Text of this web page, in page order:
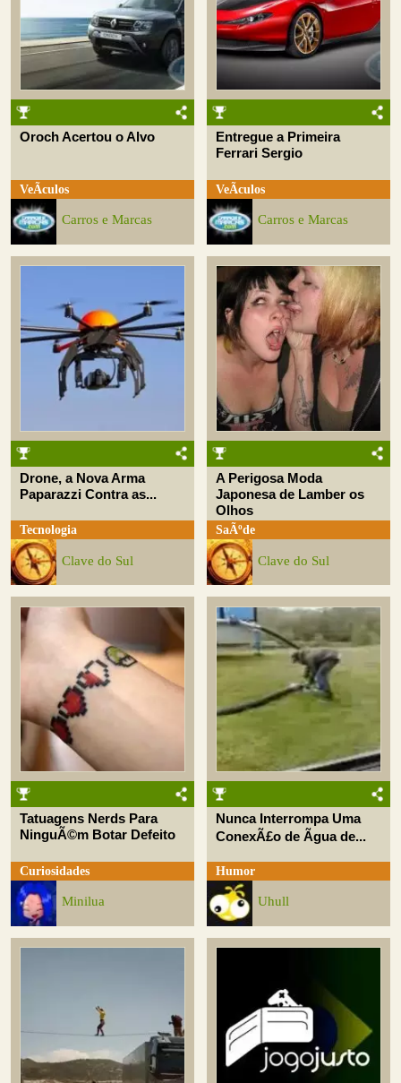
Oroch Acertou o Alvo
VeÃ­culos
Carros e Marcas
Entregue a Primeira
Ferrari Sergio
VeÃ­culos
Carros e Marcas
Drone, a Nova Arma
Paparazzi Contra as...
Tecnologia
Clave do Sul
A Perigosa Moda
Japonesa de Lamber os
Olhos
SaÃºde
Clave do Sul
Tatuagens Nerds Para
NinguÃ©m Botar Defeito
Curiosidades
Minilua
Nunca Interrompa Uma
ConexÃ£o de Ãgua de...
Humor
Uhull